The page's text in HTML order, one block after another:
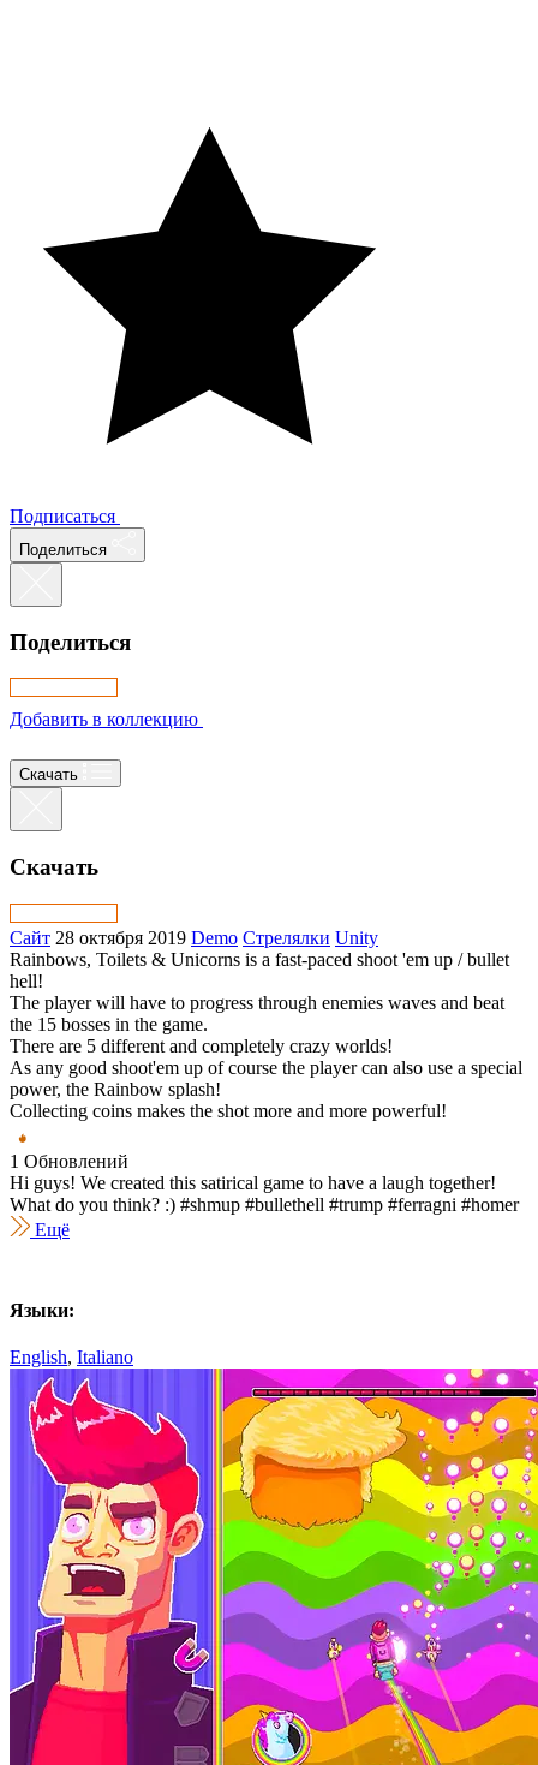
Подписаться
Поделиться
Поделиться
Добавить в коллекцию
Скачать
Скачать
Cайт 28 октября 2019 Demo Стрелялки Unity
Rainbows, Toilets & Unicorns is a fast-paced shoot 'em up / bullet
hell!
The player will have to progress through enemies waves and beat
the 15 bosses in the game.
There are 5 different and completely crazy worlds!
As any good shoot'em up of course the player can also use a special
power, the Rainbow splash!
Collecting coins makes the shot more and more powerful!
1 Oбновлений
Hi guys! We created this satirical game to have a laugh together!
What do you think? :) #shmup #bullethell #trump #ferragni #homer
Ещё
Языки:
English, Italiano